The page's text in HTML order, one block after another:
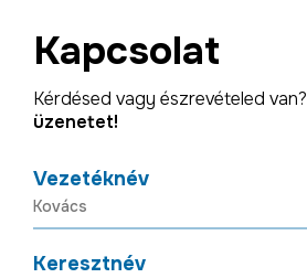
Kapcsolat
Kérdésed vagy észrevételed van?
üzenetet!
Vezetéknév
Keresztnév